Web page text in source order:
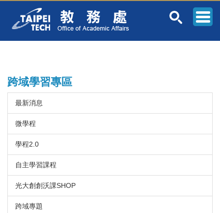
跨域學習專區
最新消息
微學程
學程2.0
自主學習課程
光大創創沃課SHOP
跨域專題